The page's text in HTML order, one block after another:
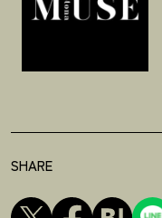
SHARE